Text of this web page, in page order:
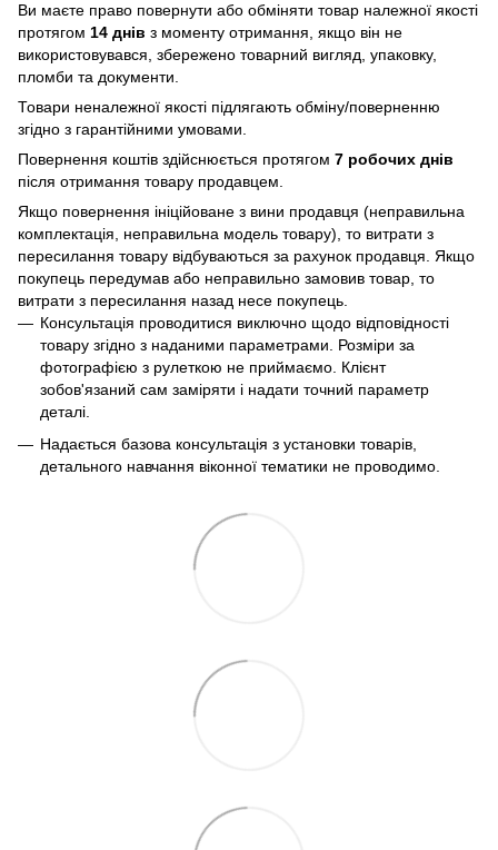
Ви маєте право повернути або обміняти товар належної якості
протягом 14 днів з моменту отримання, якщо він не
використовувався, збережено товарний вигляд, упаковку,
пломби та документи.
Товари неналежної якості підлягають обміну/поверненню
згідно з гарантійними умовами.
Повернення коштів здійснюється протягом 7 робочих днів
після отримання товару продавцем.
Якщо повернення ініційоване з вини продавця (неправильна
комплектація, неправильна модель товару), то витрати з
пересилання товару відбуваються за рахунок продавця. Якщо
покупець передумав або неправильно замовив товар, то
витрати з пересилання назад несе покупець.
Консультація проводитися виключно щодо відповідності
товару згідно з наданими параметрами. Розміри за
фотографією з рулеткою не приймаємо. Клієнт
зобов'язаний сам заміряти і надати точний параметр
деталі.
Надається базова консультація з установки товарів,
детального навчання віконної тематики не проводимо.